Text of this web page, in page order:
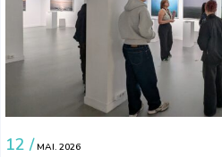
12 / MAI. 2026